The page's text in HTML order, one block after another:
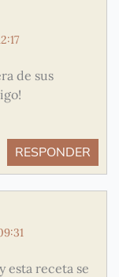
de sus
RESPONDER
esta receta se